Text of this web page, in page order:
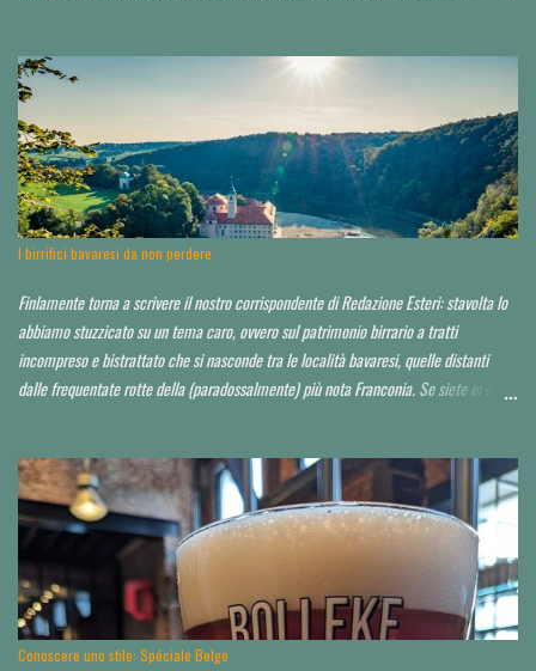
invito o conoscenza. Noi, non so in che modo, ma ce l'abbiamo fatta ad impietosire
qualcuno. Non abbiamo potuto capire neppure chi fosse il titolare, il birraio, il
proprietario, il socio...d'altro canto la serata non era quella ideale. Avrei voluto
approfondire. Locale molto grande, credo sui 200 coperti. Idea di ristorazione
leggera, niente di esagerato seppur dall'aspetto chic o "chiccoso". Arredamento in
stile moderno, niente panche appiccicose, banconi. Niente che pia...
I birrifici bavaresi da non perdere
Finlamente torna a scrivere il nostro corrispondente di Redazione Esteri: stavolta lo
abbiamo stuzzicato su un tema caro, ovvero sul patrimonio birrario a tratti
incompreso e bistrattato che si nasconde tra le località bavaresi, quelle distanti
dalle frequentate rotte della (paradossalmente) più nota Franconia. Se siete in cerca
approfondire nei prossimi anni. Partiamo da un assunto: a saper scegliere, in Baviera
si beve mediamente bene, spesso anche molto bene, in alcuni casi perfino
eccezionalmente bene. La Baviera è il più esteso Land della Repubblica federale di
Germania e occupa la parte a sud-orientale del paese. Il territorio dello Stato è
suddiviso a sua volta in sette distretti governativi, che hanno ciascuno una città
capoluogo. Dal punto di vista dell’appassionato birrario italiano, si è già scritto d...
Conoscere uno stile: Spéciale Belge